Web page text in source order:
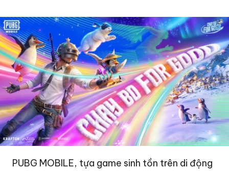
PUBG MOBILE, tựa game sinh tồn trên di động